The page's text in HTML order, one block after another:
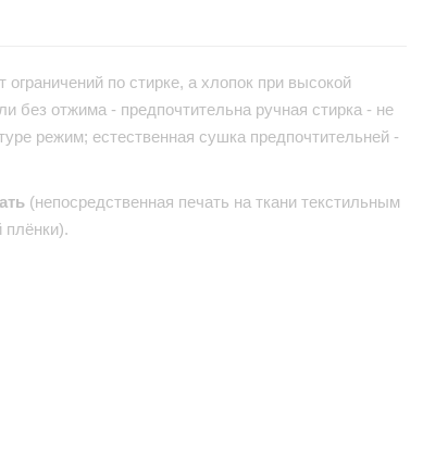
по стирке, а хлопок при высокой
без отжима - предпочтительна ручная стирка - не
режим; естественная сушка предпочтительней -
(непосредственная печать на ткани текстильным
плёнки).